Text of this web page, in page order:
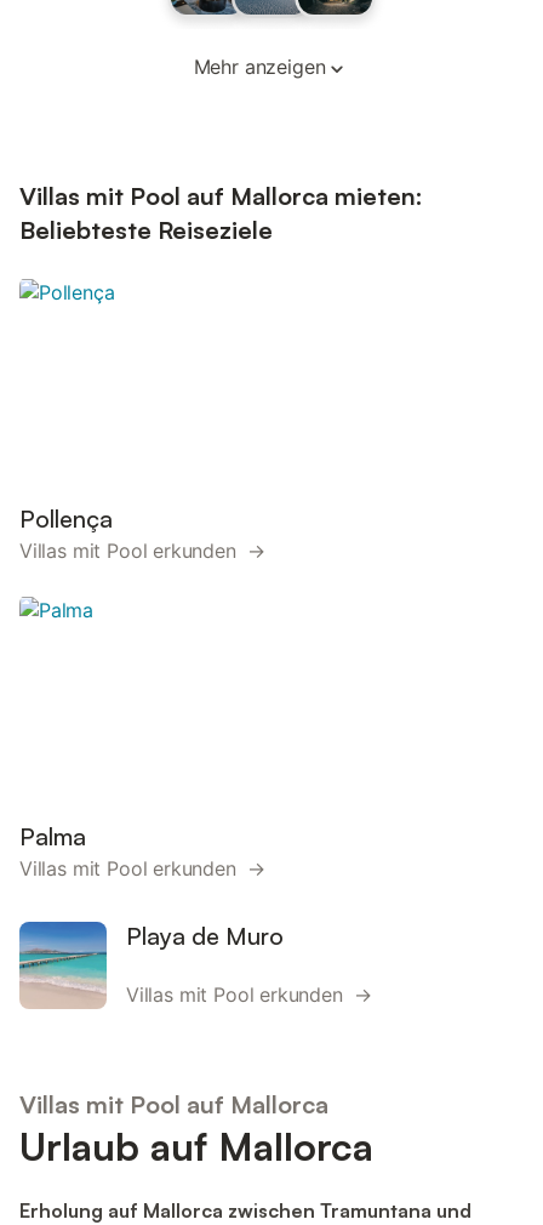
Mehr anzeigen
Villas mit Pool auf Mallorca mieten:
Beliebteste Reiseziele
Pollença
Villas mit Pool erkunden →
Palma
Villas mit Pool erkunden →
Playa de Muro
Villas mit Pool erkunden →
Villas mit Pool auf Mallorca
Urlaub auf Mallorca
Erholung auf Mallorca zwischen Tramuntana und